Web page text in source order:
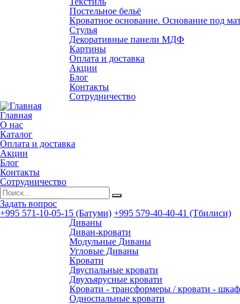
Постельное бельё
Кроватное основание. Основание под
Стулья
Декоративные панели МДФ
Картины
Оплата и доставка
Акции
Блог
Контакты
Сотрудничество
Главная
О нас
Каталог
Оплата и доставка
Акции
Блог
Контакты
Сотрудничество
Задать вопрос
+995 571-10-05-15 (Батуми) +995 579-40-40-41 (Тбилиси)
Диваны
Диван-кровати
Модульные Диваны
Угловые Диваны
Кровати
Двуспальные кровати
Двухъярусные кровати
Кровати - трансформеры / кровати -
Односпальные кровати